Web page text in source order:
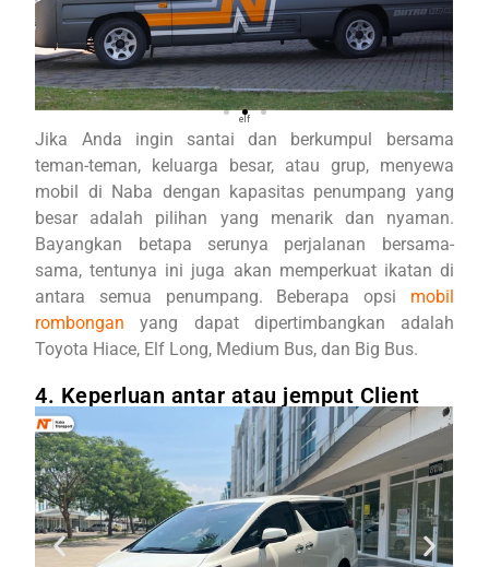
elf
Jika Anda ingin santai dan berkumpul bersama
teman-teman, keluarga besar, atau grup, menyewa
mobil di Naba dengan kapasitas penumpang yang
besar adalah pilihan yang menarik dan nyaman.
Bayangkan betapa serunya perjalanan bersama-
sama, tentunya ini juga akan memperkuat ikatan di
antara semua penumpang. Beberapa opsi mobil
rombongan
yang dapat dipertimbangkan adalah
Toyota Hiace, Elf Long, Medium Bus, dan Big Bus.
4. Keperluan antar atau jemput Client